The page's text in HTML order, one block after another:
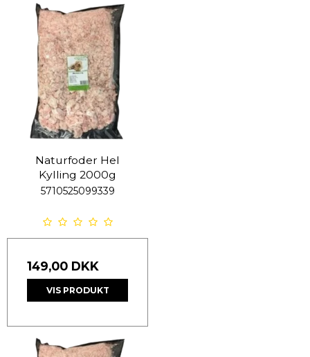
Naturfoder Hel
Kylling 2000g
5710525099339
149,00 DKK
VIS PRODUKT